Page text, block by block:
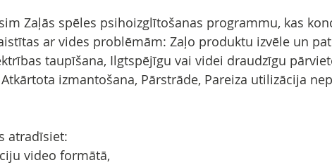
Zaļās spēles psihoizglītošanas programmu, kas
ar vides problēmām: Zaļo produktu izvēle un
taupīšana, Ilgtspējīgu vai videi draudzīgu
izmantošana, Pārstrāde, Pareiza utilizācija
atradīsiet:
video formātā,